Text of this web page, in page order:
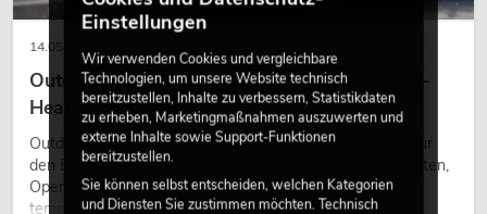
OMNITRONIC PM-311 DJ-Mixer
No. 10006876Artikel nicht mehr verfügbar
14.05.2026
Outdoor Moving-Heads: Wetterfeste Moving-
Heads bei Events
Outdoor Moving-Heads sind bewegliche Scheinwerfer für
den Einsatz im Freien. Sie werden bei Festivals, Stadtfesten,
Open-Air-Konzerten, Architekturinszenierungen und
temporären Außeninstallationen eingesetzt.
Einstellungen
Wir verwenden Cookies und vergleichbare
Technologien, um unsere Website technisch
bereitzustellen, Inhalte zu verbessern, Statistikdaten
zu erheben, Marketingmaßnahmen auszuwerten und
externe Inhalte sowie Support-Funktionen
bereitzustellen.
Sie können selbst entscheiden, welchen Kategorien
und Diensten Sie zustimmen möchten. Technisch